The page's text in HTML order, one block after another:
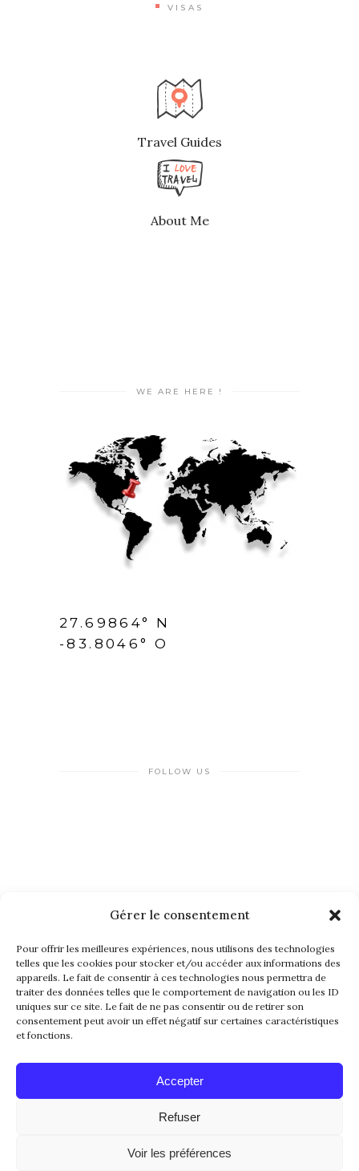
Gérer le consentement
Pour offrir les meilleures expériences, nous utilisons des technologies
telles que les cookies pour stocker et/ou accéder aux informations des
appareils. Le fait de consentir à ces technologies nous permettra de
traiter des données telles que le comportement de navigation ou les ID
uniques sur ce site. Le fait de ne pas consentir ou de retirer son
consentement peut avoir un effet négatif sur certaines caractéristiques
et fonctions.
Accepter
Refuser
Voir les préférences
VISAS
Travel Guides
About Me
WE ARE HERE !
27.69864° N
-83.8046° O
FOLLOW US
© 2016-2026. All Rights Reserved. Made with